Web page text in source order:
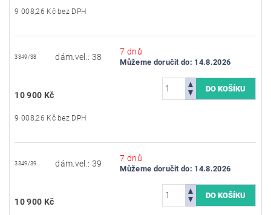
9 008,26 Kč bez DPH
3349/38 dám.vel.: 38
7 dnů
Můžeme doručit do: 14.8.2026
10 900 Kč
9 008,26 Kč bez DPH
3349/39 dám.vel.: 39
7 dnů
Můžeme doručit do: 14.8.2026
10 900 Kč